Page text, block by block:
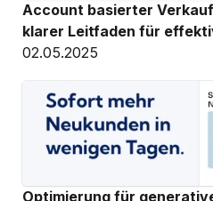
Account basierter
klarer Leitfaden für
02.05.2025
Optimierung für